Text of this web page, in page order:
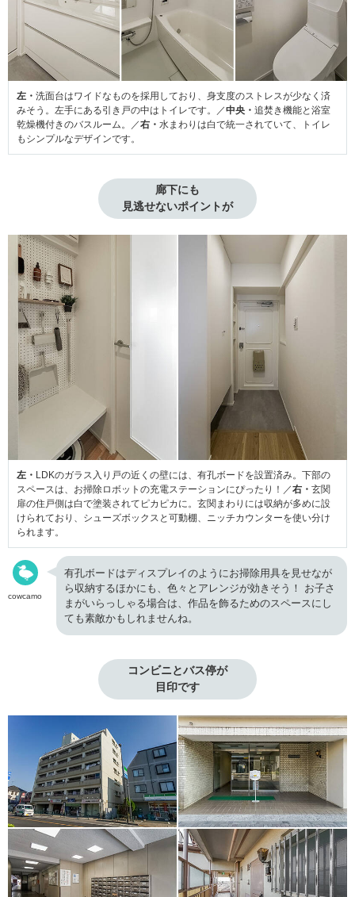
左・ 洗面台はワイドなものを採用しており、身支度のストレスが少なく済
みそう。左手にある引き戸の中はトイレです。／中央・ 追焚き機能と浴室
乾燥機付きのバスルーム。／右・ 水まわりは白で統一されていて、トイレ
もシンプルなデザインです。
廊下にも
見逃せないポイントが
左・ LDKのガラス入り戸の近くの壁には、有孔ボードを設置済み。下部の
スペースは、お掃除ロボットの充電ステーションにぴったり！／右・ 玄関
扉の住戸側は白で塗装されてピカピカに。玄関まわりには収納が多めに設
けられており、シューズボックスと可動棚、ニッチカウンターを使い分け
られます。
cowcamo
有孔ボードはディスプレイのようにお掃除用具を見せなが
ら収納するほかにも、色々とアレンジが効きそう！ お子さ
まがいらっしゃる場合は、作品を飾るためのスペースにし
ても素敵かもしれませんね。
コンビニとバス停が
目印です